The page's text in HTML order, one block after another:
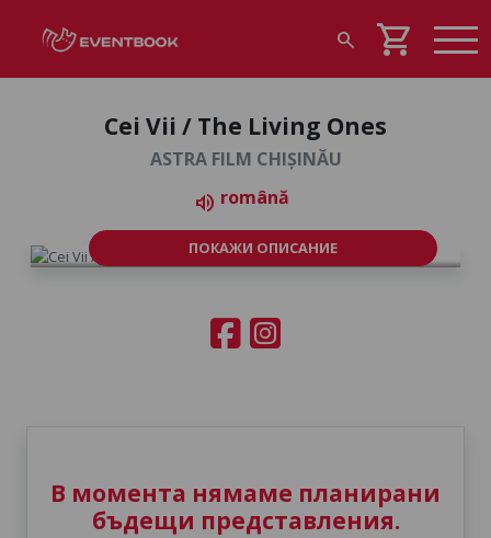
search shopping_cart
Cei Vii / The Living Ones
ASTRA FILM CHIȘINĂU
volume_up română
ПОКАЖИ ОПИСАНИЕ
В момента нямаме планирани
бъдещи представления.